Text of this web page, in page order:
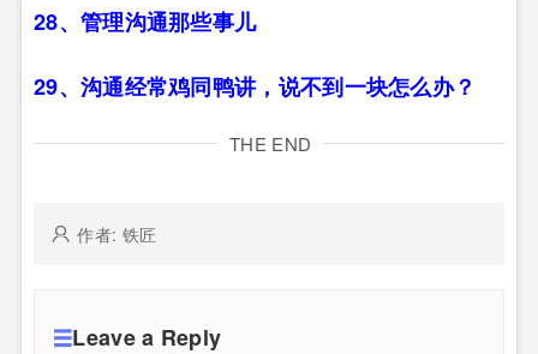
28、管理沟通那些事儿
29、沟通经常鸡同鸭讲，说不到一块怎么办？
THE END
作者: 铁匠
Leave a Reply